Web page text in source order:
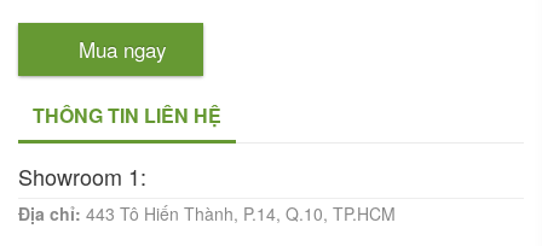
Mua ngay
THÔNG TIN LIÊN HỆ
Showroom 1:
Địa chỉ: 443 Tô Hiến Thành, P.14, Q.10, TP.HCM